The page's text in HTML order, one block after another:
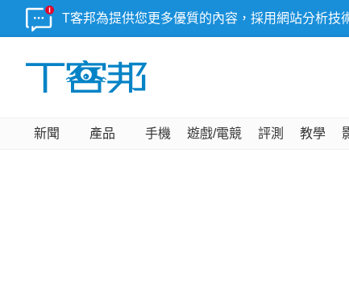
T客邦為提供您更多優質的內容，採用網站分析
新聞 產品 手機 遊戲/電競 評測 教學